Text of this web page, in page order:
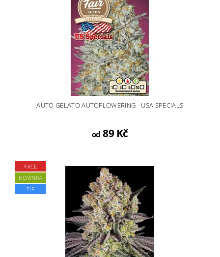
AUTO GELATO AUTOFLOWERING - USA SPECIALS
od 89 Kč
AKCE
NOVINKA
TIP